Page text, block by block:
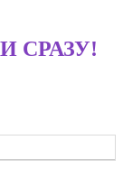
СРАЗУ!